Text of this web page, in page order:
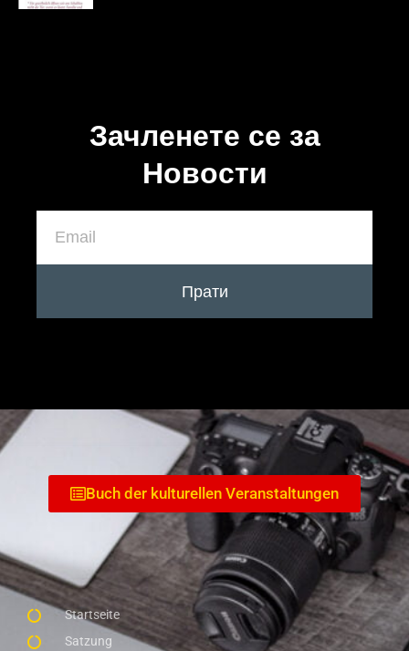
Зачленете се за
Новости
Прати
Startseite
Satzung
Buch der kulturellen Veranstaltungen